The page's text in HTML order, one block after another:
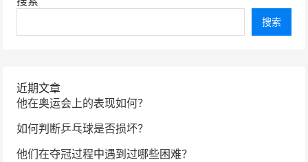
搜索
近期文章
他在奥运会上的表现如何？
如何判断乒乓球是否损坏？
他们在夺冠过程中遇到过哪些困难？